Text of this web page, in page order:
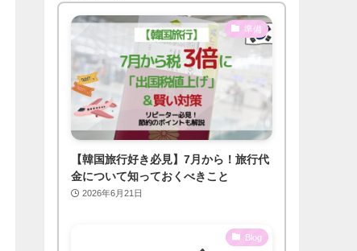
準備
【韓国旅行好き必見】7月から！旅行代
金について知っておくべきこと
2026年6月21日
Blog